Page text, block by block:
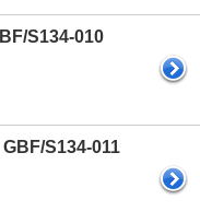
S134-010
S134-011